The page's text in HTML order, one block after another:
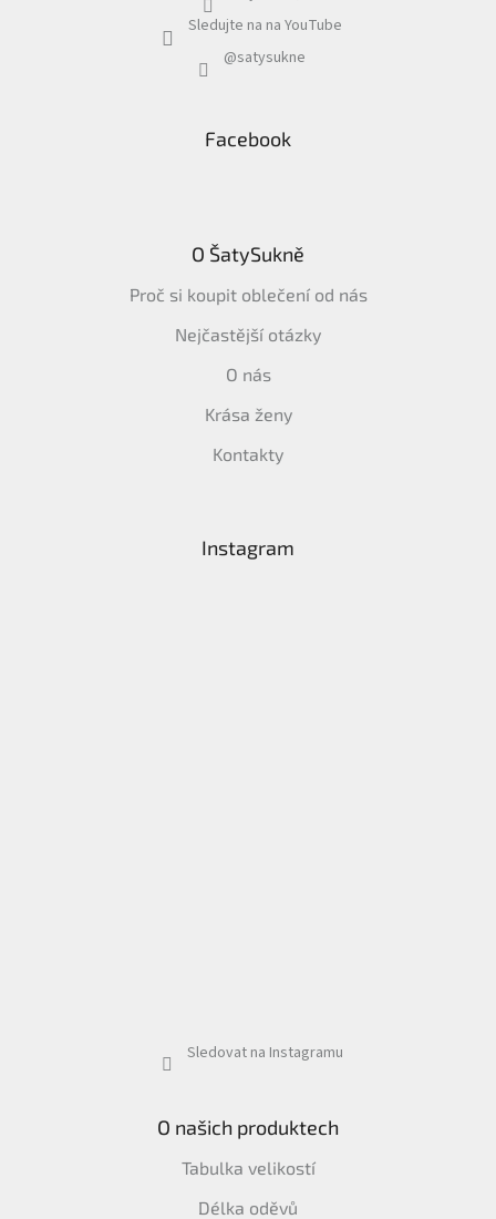
Sledujte na na YouTube
@satysukne
Facebook
O ŠatySukně
Proč si koupit oblečení od nás
Nejčastější otázky
O nás
Krása ženy
Kontakty
Instagram
Sledovat na Instagramu
O našich produktech
Tabulka velikostí
Délka oděvů